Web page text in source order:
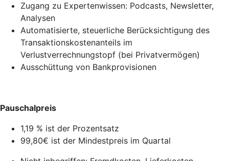
Zugang zu Expertenwissen: Podcasts, Newsletter,
Analysen
Automatisierte, steuerliche Berücksichtigung des
Transaktionskostenanteils im
Verlustverrechnungstopf (bei Privatvermögen)
Ausschüttung von Bankprovisionen
Pauschalpreis
1,19 % ist der Prozentsatz
99,80€ ist der Mindestpreis im Quartal